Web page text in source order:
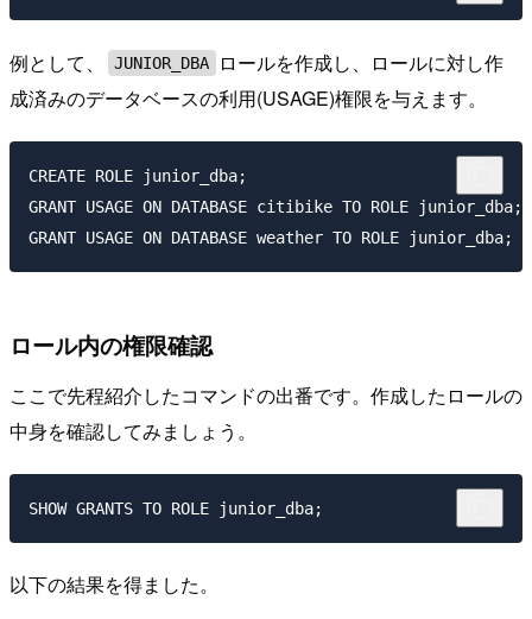
例として、 JUNIOR_DBA
ロールを作成し、ロールに対し作
成済みのデータベースの利用(USAGE)権限を与えます。
CREATE ROLE junior_dba;
GRANT USAGE ON DATABASE citibike TO ROLE junior_dba;
ロール内の権限確認
ここで先程紹介したコマンドの出番です。作成したロールの
中身を確認してみましょう。
以下の結果を得ました。